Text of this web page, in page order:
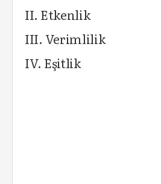
II. Etkenlik
III. Verimlilik
IV. Eşitlik